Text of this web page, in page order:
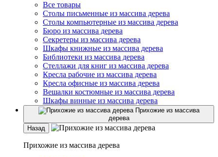
Все товары
Столы письменные из массива дерева
Столы компьютерные из массива дерева
Бюро из массива дерева
Секретеры из массива дерева
Шкафы книжные из массива дерева
Библиотеки из массива дерева
Стеллажи для книг из массива дерева
Кресла рабочие из массива дерева
Кресла офисные из массива дерева
Вешалки костюмные из массива дерева
Шкафы винные из массива дерева
Прихожие из массива
дерева
Назад
Прихожие из массива дерева